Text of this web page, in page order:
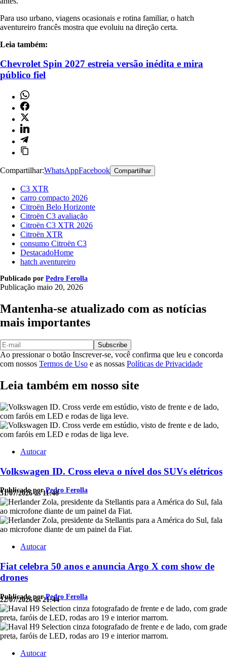
Para uso urbano, viagens ocasionais e rotina familiar, o hatch
aventureiro francês mostra que evoluiu na direção certa.
Leia também:
Chevrolet Spin 2027 estreia versão inédita e mira
público fiel
Compartilhar:WhatsAppFacebook Compartilhar
C3 XTR
carro compacto 2026
Citroën Belo Horizonte
Citroën C3 avaliação
Citroën C3 XTR 2026
Citroën XTR
consumo Citroën C3
DestacadoHome
hatch aventureiro
Publicado por Pedro Ferolla
Publicação maio 20, 2026
Mantenha-se atualizado com as notícias
mais importantes
Subscribe
Ao pressionar o botão Inscrever-se, você confirma que leu e concorda
com nossos Termos de Uso e as nossas Políticas de Privacidade
Leia também em nosso site
Autocar
Volkswagen ID. Cross eleva o nível dos SUVs elétricos
Publicado porPedro Ferolla
31/07/2026 às 11:48
Autocar
Fiat celebra 50 anos e anuncia Argo X com show de
drones
Publicado porPedro Ferolla
22/07/2026 às 21:44
Autocar